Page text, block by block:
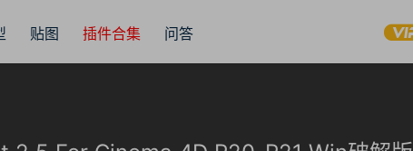
贴图 插件合集 问答